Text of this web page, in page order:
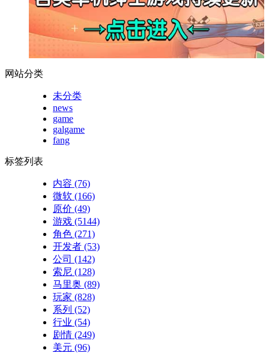
网站分类
未分类
news
game
galgame
fang
标签列表
内容 (76)
微软 (166)
原价 (49)
游戏 (5144)
角色 (271)
开发者 (53)
公司 (142)
索尼 (128)
马里奥 (89)
玩家 (828)
系列 (52)
行业 (54)
剧情 (249)
美元 (96)